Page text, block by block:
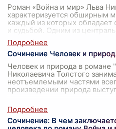
Роман «Война и мир» Льва
характеризуется обширным
каждый из которых
и судьбой. Одним из
Сочинение Человек и
Человек и природа в романе
Николаевича Толстого
неотъемлемыми частями
произведении природа
Сочинение: В чем